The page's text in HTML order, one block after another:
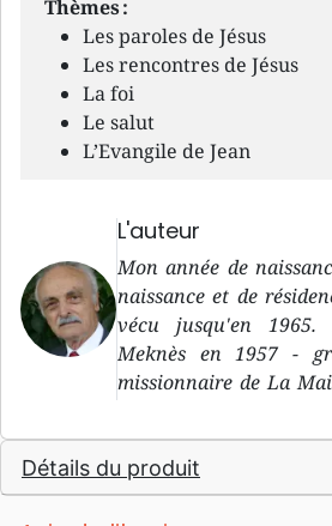
Thèmes :
Les paroles de Jésus
Les rencontres de Jésus
La foi
Le salut
L’Evangile de Jean
L'auteur
Mon année de
naissance et de
vécu jusqu'en
Meknès en 1957 -
missionnaire de La
cette ville. En
Marseille avec mon
le cadre de la
l'Action Biblique.
Détails du produit